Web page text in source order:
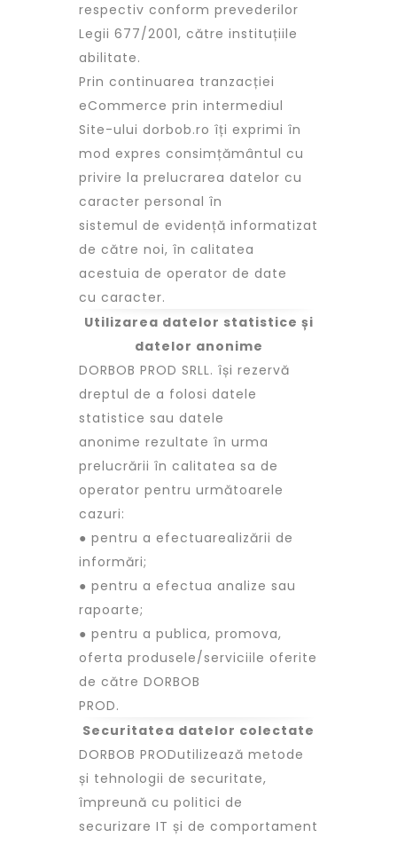
respectiv conform prevederilor
Legii 677/2001, către instituțiile
abilitate.
Prin continuarea tranzacției
eCommerce prin intermediul
Site-ului dorbob.ro îți exprimi în
mod expres consimțământul cu
privire la prelucrarea datelor cu
caracter personal în
sistemul de evidență informatizat
de către noi, în calitatea
acestuia de operator de date
cu caracter.
Utilizarea datelor statistice și
datelor anonime
DORBOB PROD SRLL. își rezervă
dreptul de a folosi datele
statistice sau datele
anonime rezultate în urma
prelucrării în calitatea sa de
operator pentru următoarele
cazuri:
● pentru a efectuarealizării de
informări;
● pentru a efectua analize sau
rapoarte;
● pentru a publica, promova,
oferta produsele/serviciile oferite
de către DORBOB
PROD.
Securitatea datelor colectate
DORBOB PRODutilizează metode
și tehnologii de securitate,
împreună cu politici de
securizare IT și de comportament